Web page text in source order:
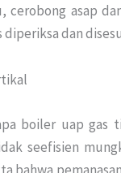
cerobong asap
diperiksa dan
boiler uap
seefisien